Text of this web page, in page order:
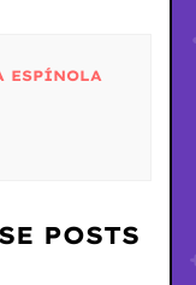
ESPÍNOLA
POSTS